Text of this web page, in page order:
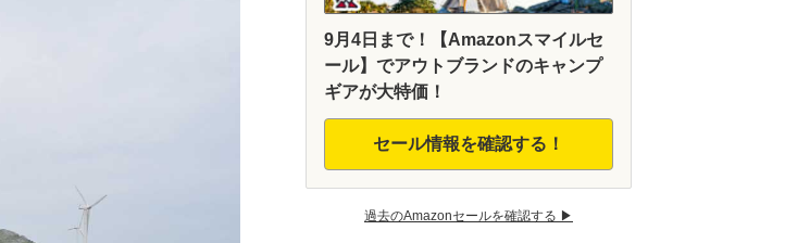
9月4日まで！【Amazonスマイルセ
ール】でアウトブランドのキャンプ
ギアが大特価！
セール情報を確認する！
過去のAmazonセールを確認する ▶︎